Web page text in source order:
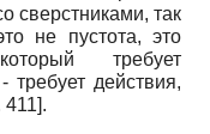
сверстниками, так
не пустота, это
требует
требует действия,
411].